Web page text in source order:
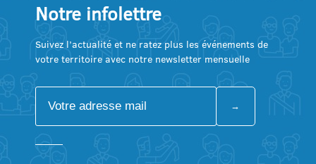
Notre infolettre
Suivez l’actualité et ne ratez plus les événements de
votre territoire avec notre newsletter mensuelle